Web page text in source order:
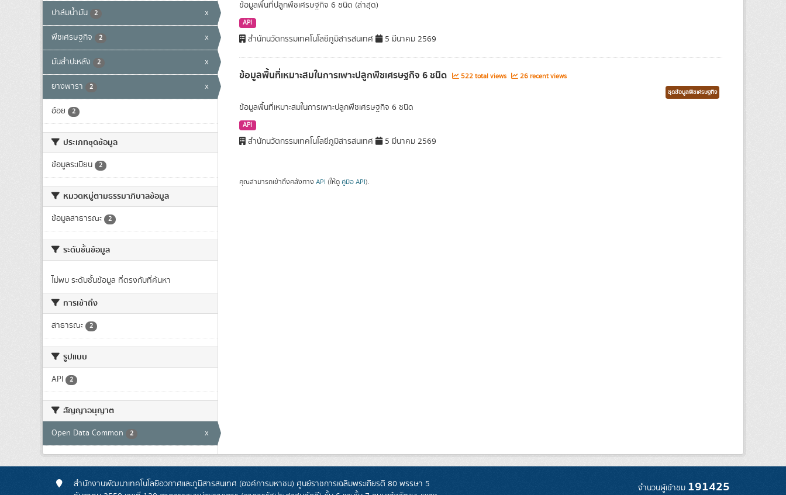
ปาล์มน้ำมัน 2 x
พืชเศรษฐกิจ 2 x
มันสำปะหลัง 2 x
ยางพารา 2 x
อ้อย 2
ประเภทชุดข้อมูล
ข้อมูลระเบียน 2
หมวดหมู่ตามธรรมาภิบาลข้อมูล
ข้อมูลสาธารณะ 2
ระดับชั้นข้อมูล
ไม่พบ ระดับชั้นข้อมูล ที่ตรงกับที่ค้นหา
การเข้าถึง
สาธารณะ 2
รูปแบบ
API 2
สัญญาอนุญาต
Open Data Common 2 x
ข้อมูลพื้นที่ปลูกพืชเศรษฐกิจ 6 ชนิด (ล่าสุด)
API
สำนักนวัตกรรมเทคโนโลยีภูมิสารสนเทศ 5 มีนาคม 2569
ข้อมูลพื้นที่เหมาะสมในการเพาะปลูกพืชเศรษฐกิจ 6 ชนิด 522 total views 26 recent views
ชุดข้อมูลพืชเศรษฐกิจ
ข้อมูลพื้นที่เหมาะสมในการเพาะปลูกพืชเศรษฐกิจ 6 ชนิด
API
สำนักนวัตกรรมเทคโนโลยีภูมิสารสนเทศ 5 มีนาคม 2569
คุณสามารถเข้าถึงคลังทาง API (ให้ดู คู่มือ API).
สำนักงานพัฒนาเทคโนโลยีอวกาศและภูมิสารสนเทศ (องค์การมหาชน) ศูนย์ราชการเฉลิมพระเกียรติ 80 พรรษา 5
จำนวนผู้เข้าชม 191425